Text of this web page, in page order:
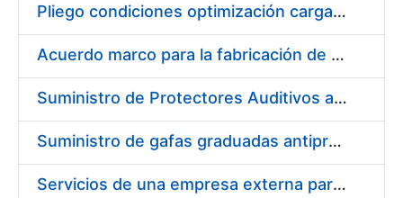
Show/Hide
Pliego condiciones optimización cargas compras firmado
Acuerdo marco para la fabricación de piezas
Suministro de Protectores Auditivos a medida para las personas trabajadoras de los Centros de Trabajo de Madrid y Burgos
Suministro de gafas graduadas antiproyecciones para los trabajadores de la FNMT-RCM en los centros de trabajo de Madrid y Burgos
Servicios de una empresa externa para el asesoramiento y resolución de los recursos de alzada que se presentan relacionados con procesos de selección para la FNMT-RCM